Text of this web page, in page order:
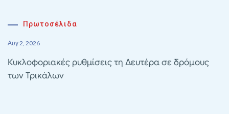
Πρωτοσέλιδα
Αυγ 2, 2026
Κυκλοφοριακές ρυθμίσεις τη Δευτέρα σε δρόμους
των Τρικάλων